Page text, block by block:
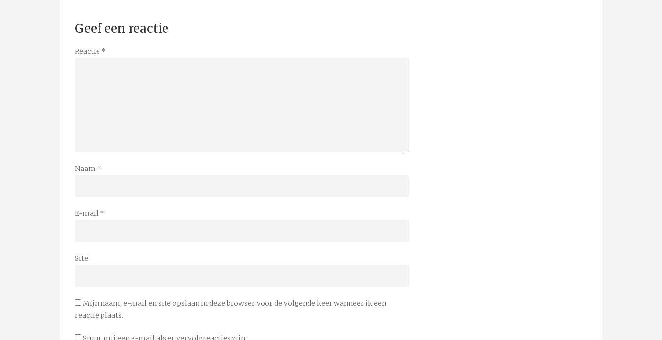
Geef een reactie
Reactie *
Naam *
E-mail *
Site
Mijn naam, e-mail en site opslaan in deze browser voor de volgende keer wanneer ik een
reactie plaats.